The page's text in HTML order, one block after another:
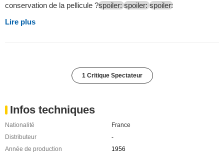
conservation de la pellicule ?spoiler:spoiler:spoiler:
Lire plus
1 Critique Spectateur
Infos techniques
Nationalité
France
Distributeur
-
Année de production
1956